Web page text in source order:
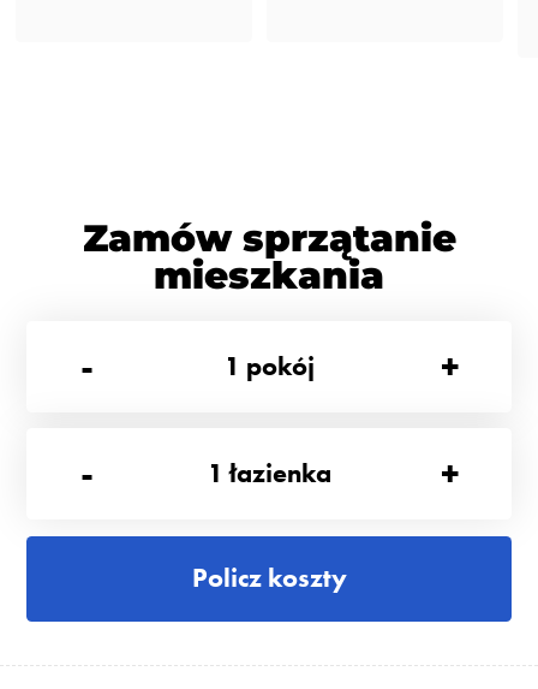
Zamów sprzątanie
mieszkania
-
1 pokój +
- 1 łazienka +
Policz koszty